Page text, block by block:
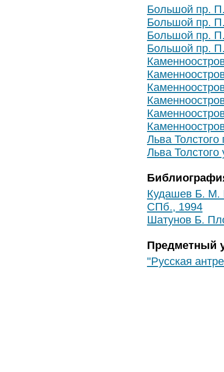
Большой пр.
Большой пр.
Большой пр.
Большой пр.
Льва
Льва Толстого
Кудашев Б. М.
СПб., 1994
Шатунов Б.
Предметный
"Русская